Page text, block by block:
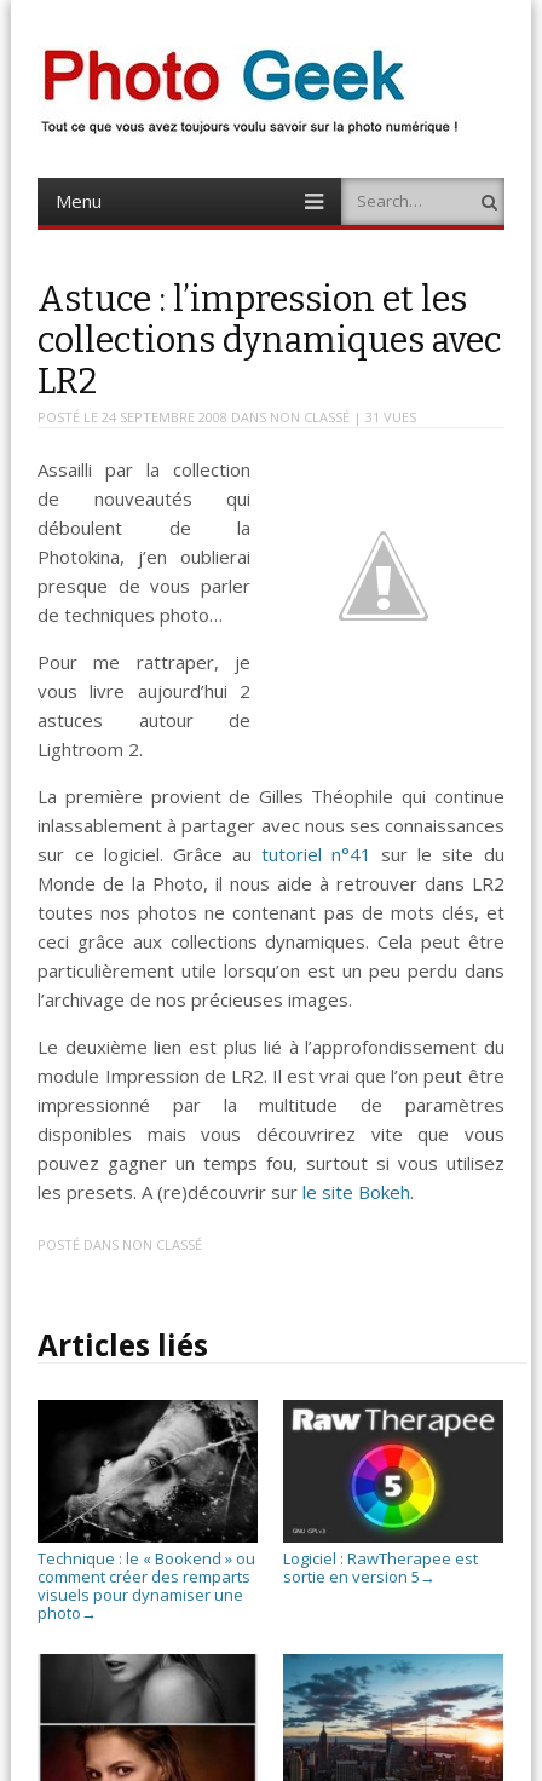
Photo Geek
Menu
content
Search
Astuce : l’impression et les
collections dynamiques avec
LR2
POSTÉ LE 24 SEPTEMBRE 2008 DANS NON CLASSÉ | 31 VUES
Assailli par la collection
de nouveautés qui
déboulent de la
Photokina, j’en oublierai
presque de vous parler
de techniques photo…
Pour me rattraper, je
vous livre aujourd’hui 2
astuces autour de
Lightroom 2.
La première provient de Gilles Théophile qui continue
inlassablement à partager avec nous ses connaissances
sur ce logiciel. Grâce au tutoriel n°41
sur le site du
Monde de la Photo, il nous aide à retrouver dans LR2
toutes nos photos ne contenant pas de mots clés, et
ceci grâce aux collections dynamiques. Cela peut être
particulièrement utile lorsqu’on est un peu perdu dans
l’archivage de nos précieuses images.
Le deuxième lien est plus lié à l’approfondissement du
module Impression de LR2. Il est vrai que l’on peut être
impressionné par la multitude de paramètres
disponibles mais vous découvrirez vite que vous
pouvez gagner un temps fou, surtout si vous utilisez
les presets. A (re)découvrir surle site Bokeh.
POSTÉ DANS NON CLASSÉ
Articles liés
Technique : le « Bookend » ou
comment créer des remparts
visuels pour dynamiser une
photo →
Logiciel : RawTherapee est
sortie en version 5 →